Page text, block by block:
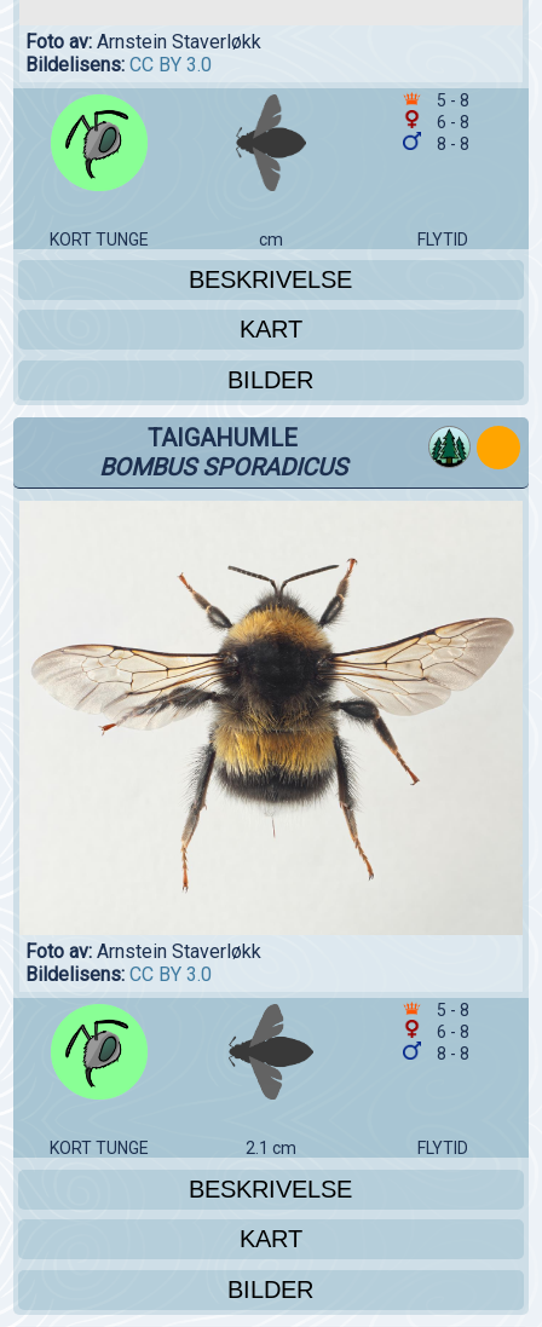
Foto av: Arnstein Staverløkk
Bildelisens: CC BY 3.0
5 - 8
6 - 8
8 - 8
KORT TUNGE cm FLYTID
BESKRIVELSE
KART
BILDER
TAIGAHUMLE
BOMBUS SPORADICUS
Foto av: Arnstein Staverløkk
Bildelisens: CC BY 3.0
5 - 8
6 - 8
8 - 8
KORT TUNGE 2.1 cm FLYTID
BESKRIVELSE
KART
BILDER